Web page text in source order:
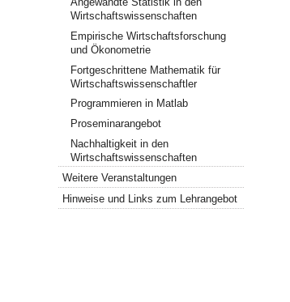
Wirtschaftswissenschaften
Empirische Wirtschaftsforschung
und Ökonometrie
Fortgeschrittene Mathematik für
Wirtschaftswissenschaftler
Programmieren in Matlab
Proseminarangebot
Nachhaltigkeit in den
Wirtschaftswissenschaften
Weitere Veranstaltungen
Hinweise und Links zum Lehrangebot